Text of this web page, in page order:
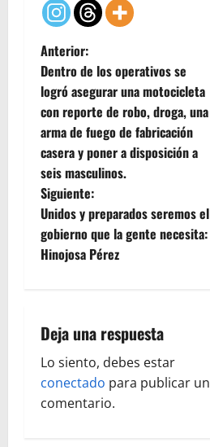
N
a
v
e
g
a
c
ó
n
d
Anterior:
Dentro de los operativos se
logró asegurar una motocicleta
con reporte de robo, droga, una
arma de fuego de fabricación
casera y poner a disposición a
seis masculinos.
Siguiente:
Unidos y preparados seremos el
gobierno que la gente necesita:
Hinojosa Pérez
Deja una respuesta
Lo siento, debes estar
conectado para publicar un
comentario.